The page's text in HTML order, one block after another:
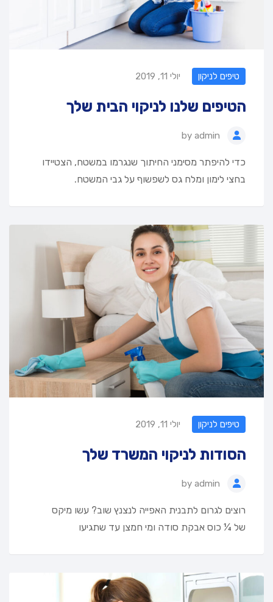
טיפים לניקון יולי 11, 2019
הטיפים שלנו לניקוי הבית שלך
by admin
כדי להיפתר מסימני החיתוך שנגרמו במשטח, הצטיידו
בחצי לימון ומלח גס לשפשוף על גבי המשטח.
טיפים לניקון יולי 11, 2019
הסודות לניקוי המשרד שלך
by admin
רוצים לגרום לתבנית האפייה לנצנץ שוב? עשו מיקס
של ¼ כוס אבקת סודה ומי חמצן עד שתגיעו